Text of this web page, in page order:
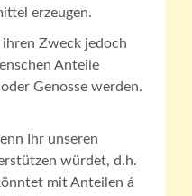
erzeugen.
ihren Zweck jedoch
Anteile
Genosse werden.
Ihr unseren
würdet, d.h.
mit Anteilen á